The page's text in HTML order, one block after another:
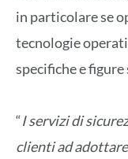
in particolare se
tecnologie
specifiche e
“I servizi di
clienti ad